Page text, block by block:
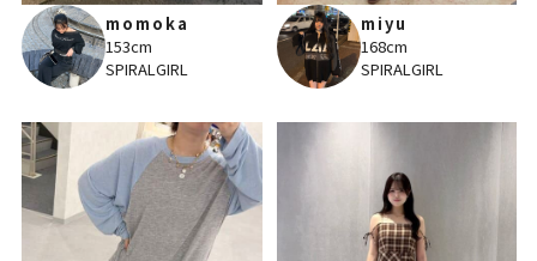
momoka
153cm
SPIRALGIRL
miyu
168cm
SPIRALGIRL